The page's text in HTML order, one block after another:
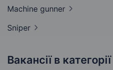
Machine gunner
Sniper
Вакансії в категорії